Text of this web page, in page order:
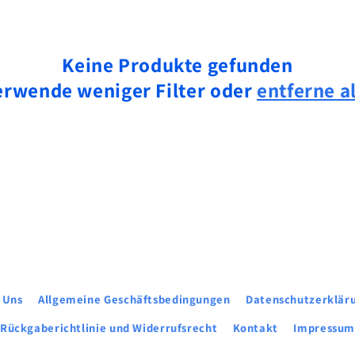
Keine Produkte gefunden
weniger Filter oder entferne
Allgemeine Geschäftsbedingungen
Rückgaberichtlinie und Widerrufsrecht
Kontakt Impressum